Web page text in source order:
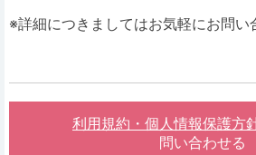
※詳細につきましてはお気軽にお問い
利用規約・個人情報保護方
問い合わせる